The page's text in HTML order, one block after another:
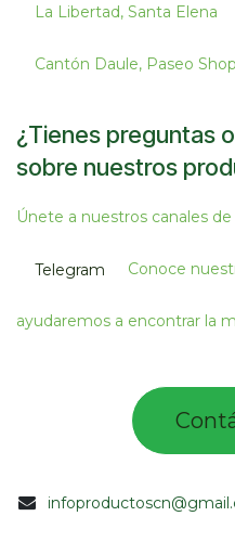
La Libertad, Santa Elena
Cantón Daule, Paseo
¿Tienes preguntas
sobre nuestros
Únete a nuestros canales de
Telegram Conoce
ayudaremos a encontrar la